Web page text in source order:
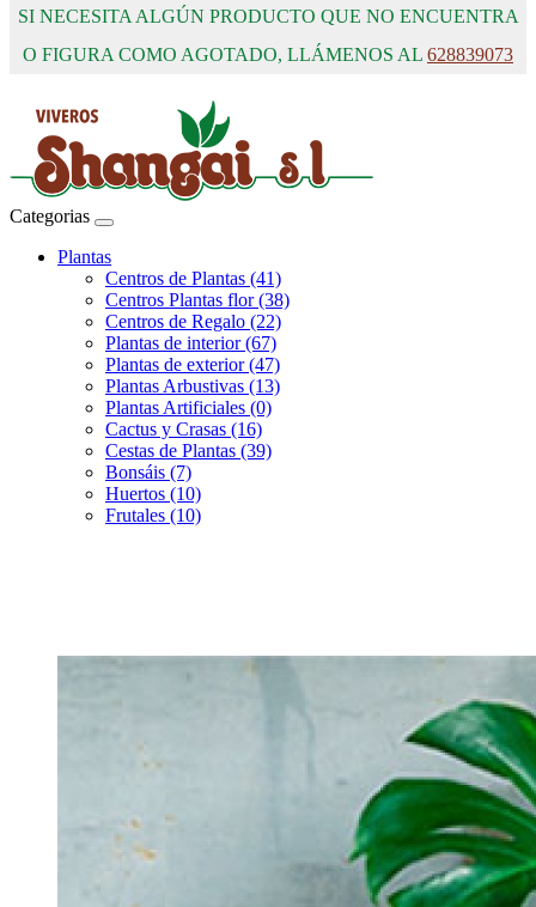
SI NECESITA ALGÚN PRODUCTO QUE NO ENCUENTRA
O FIGURA COMO AGOTADO, LLÁMENOS AL 628839073
Categorias
Plantas
Centros de Plantas (41)
Centros Plantas flor (38)
Centros de Regalo (22)
Plantas de interior (67)
Plantas de exterior (47)
Plantas Arbustivas (13)
Plantas Artificiales (0)
Cactus y Crasas (16)
Cestas de Plantas (39)
Bonsáis (7)
Huertos (10)
Frutales (10)